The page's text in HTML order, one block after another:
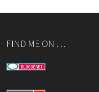
FIND ME ON …